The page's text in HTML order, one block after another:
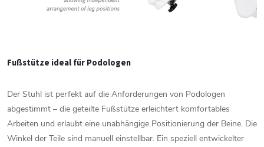
Fußstütze idealfürPodologen
Der Stuhl ist perfekt auf die Anforderungen von Podologen
abgestimmt – die geteilte Fußstütze erleichtert komfortables
Arbeiten und erlaubt eine unabhängige Positionierung der Beine. Die
Winkel der Teile sind manuell einstellbar. Ein speziell entwickelter